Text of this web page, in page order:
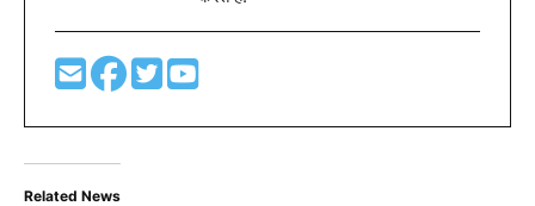
Related News